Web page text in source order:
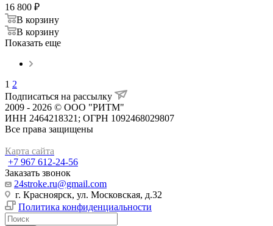
16 800 ₽
В корзину
В корзину
Показать еще
1 2
Подписаться на рассылку
2009 - 2026 © ООО "РИТМ"
ИНН 2464218321; ОГРН 1092468029807
Все права защищены
Карта сайта
+7 967 612-24-56
Заказать звонок
24stroke.ru@gmail.com
г. Красноярск, ул. Московская, д.32
Политика конфиденциальности